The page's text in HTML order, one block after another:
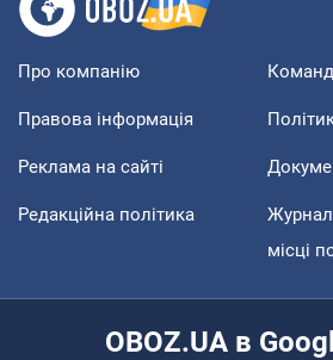
Про компанію
Правова інформація
Реклама на сайті
Редакційна політика
місці
OBOZ.UA в